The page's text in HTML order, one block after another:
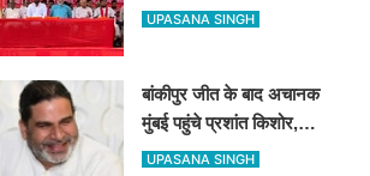
अधिकारों की गूंज, दीपंकर
UPASANA SINGH
बांकीपुर जीत के बाद अचानक
मुंबई पहुंचे प्रशांत किशोर,
NCP प्रमुख सुनेत्रा पवार से
UPASANA SINGH